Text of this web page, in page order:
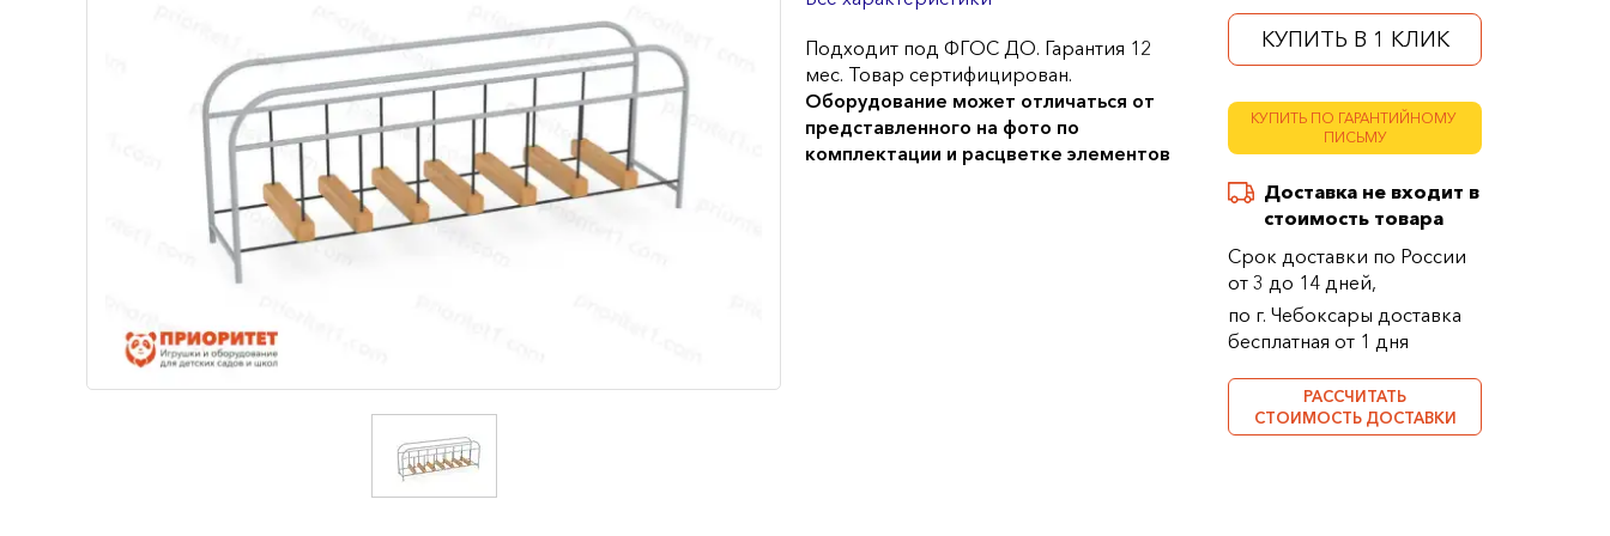
КУПИТЬ В 1 КЛИК
КУПИТЬ ПО ГАРАНТИЙНОМУ
ПИСЬМУ
Доставка не входит в
стоимость товара
Срок доставки по России
от 3 до 14 дней,
по г. Чебоксары доставка
бесплатная от 1 дня
РАССЧИТАТЬ
СТОИМОСТЬ ДОСТАВКИ
Подходит под ФГОС ДО. Гарантия 12
мес. Товар сертифицирован.
Оборудование может отличаться от
представленного на фото по
комплектации и расцветке элементов